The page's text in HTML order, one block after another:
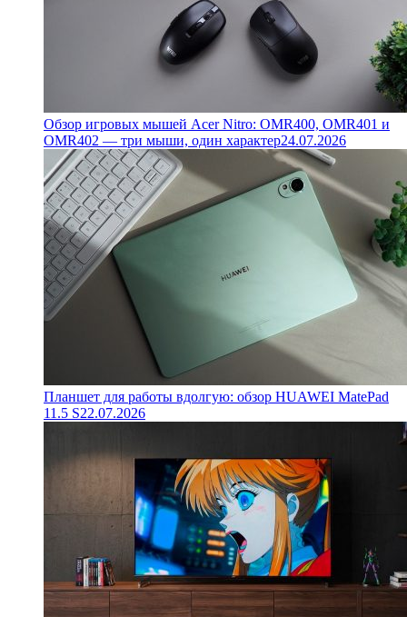
Обзор игровых мышей Acer Nitro: OMR400, OMR401 и
OMR402 — три мыши, один характер24.07.2026
Планшет для работы вдолгую: обзор HUAWEI MatePad
11.5 S22.07.2026